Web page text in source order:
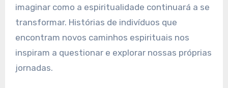
imaginar como a espiritualidade continuará a se
transformar. Histórias de indivíduos que
encontram novos caminhos espirituais nos
inspiram a questionar e explorar nossas próprias
jornadas.